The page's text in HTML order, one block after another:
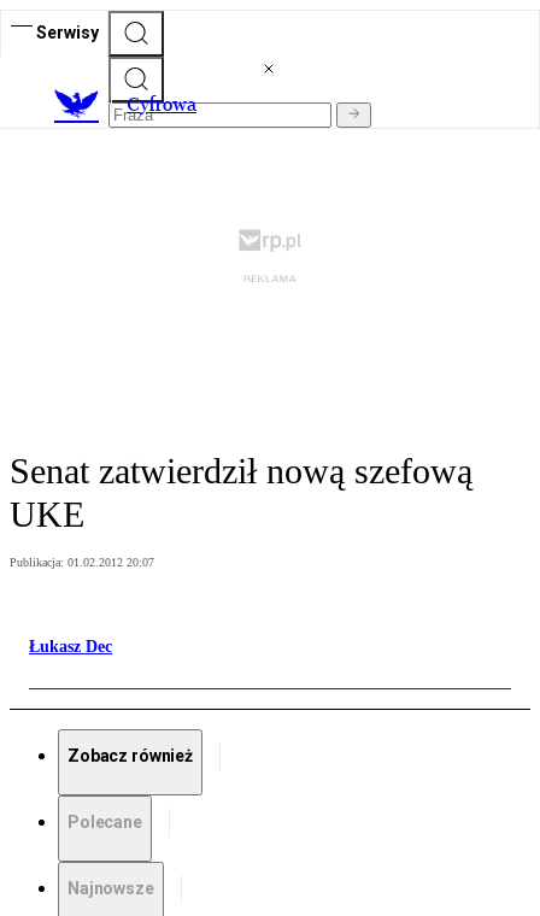
Serwisy
Cyfrowa
Senat zatwierdził nową szefową
UKE
Publikacja: 01.02.2012 20:07
Łukasz Dec
Zobacz również
Polecane
Najnowsze